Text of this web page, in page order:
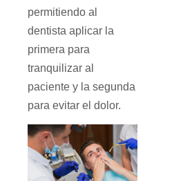
permitiendo al
dentista aplicar la
primera para
tranquilizar al
paciente y la segunda
para evitar el dolor.